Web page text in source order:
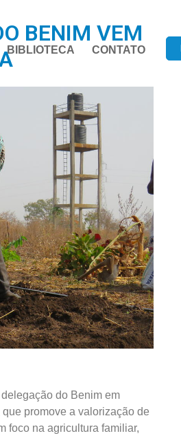
BIBLIOTECA CONTATO
BENIM VEM
do Benim em
promove a valorização de
foco na agricultura familiar,